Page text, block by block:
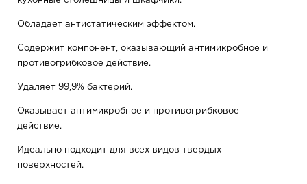
Обладает антистатическим эффектом.
Содержит компонент, оказывающий антимикробное и
противогрибковое действие.
Удаляет 99,9% бактерий.
Оказывает антимикробное и противогрибковое
действие.
Идеально подходит для всех видов твердых
поверхностей.